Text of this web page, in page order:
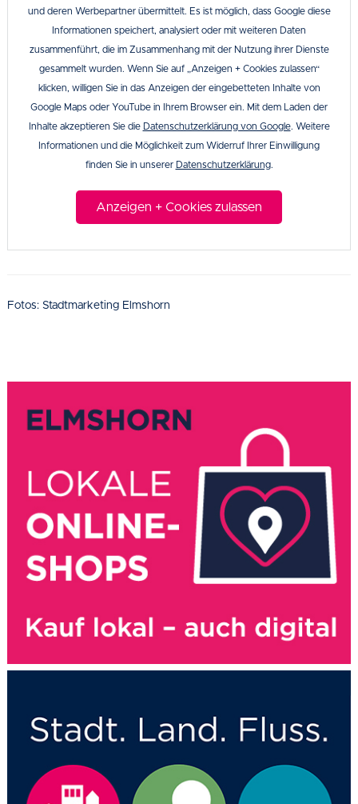
und deren Werbepartner übermittelt. Es ist möglich, dass Google diese
Informationen speichert, analysiert oder mit weiteren Daten
zusammenführt, die im Zusammenhang mit der Nutzung ihrer Dienste
gesammelt wurden. Wenn Sie auf „Anzeigen + Cookies zulassen“
klicken, willigen Sie in das Anzeigen der eingebetteten Inhalte von
Google Maps oder YouTube in Ihrem Browser ein. Mit dem Laden der
Inhalte akzeptieren Sie die Datenschutzerklärung von Google. Weitere
Informationen und die Möglichkeit zum Widerruf Ihrer Einwilligung
finden Sie in unserer Datenschutzerklärung.
Anzeigen + Cookies zulassen
Fotos: Stadtmarketing Elmshorn